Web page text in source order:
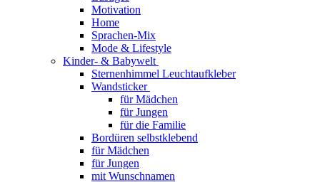
Motivation
Home
Sprachen-Mix
Mode & Lifestyle
Kinder- & Babywelt
Sternenhimmel Leuchtaufkleber
Wandsticker
für Mädchen
für Jungen
für die Familie
Bordüren selbstklebend
für Mädchen
für Jungen
mit Wunschnamen